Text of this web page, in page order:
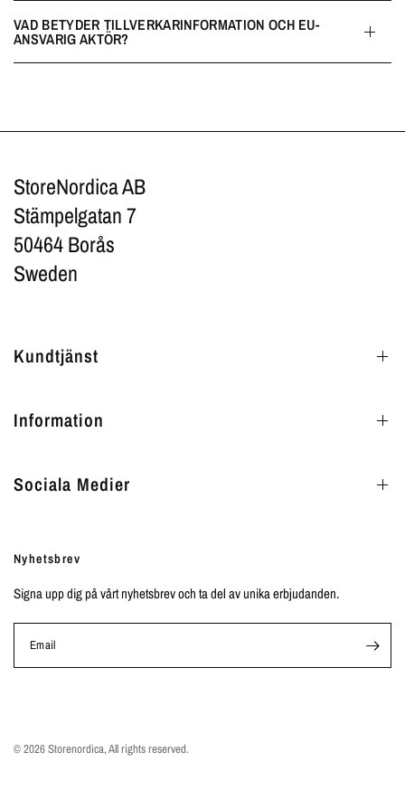
VAD BETYDER TILLVERKARINFORMATION OCH EU-
ANSVARIG AKTÖR?
StoreNordica AB
Stämpelgatan 7
50464 Borås
Sweden
Kundtjänst
Information
Sociala Medier
Nyhetsbrev
Signa upp dig på vårt nyhetsbrev och ta del av unika erbjudanden.
Email
© 2026 Storenordica, All rights reserved.